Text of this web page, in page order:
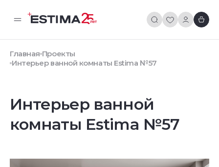
Главная Проекты
Интерьер ванной комнаты Estima №57
Интерьер ванной
комнаты Estima №57